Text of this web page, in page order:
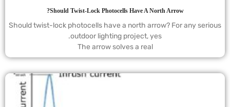
Should Twist-Lock Photocells Have A North Arrow?
Should twist-lock photocells have a north arrow? For any serious
outdoor lighting project, yes.
The arrow solves a real